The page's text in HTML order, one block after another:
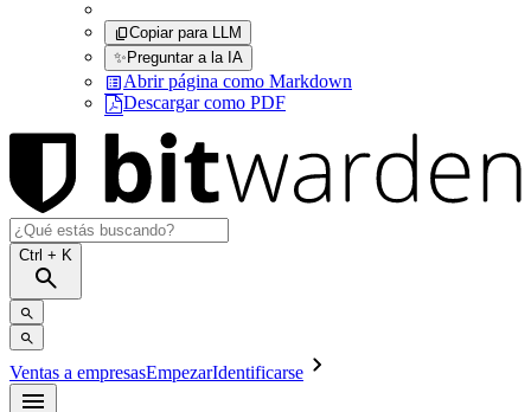
Copiar para LLM
✨Preguntar a la IA
Abrir página como Markdown
Descargar como PDF
Ctrl + K
Ventas a empresasEmpezarIdentificarse